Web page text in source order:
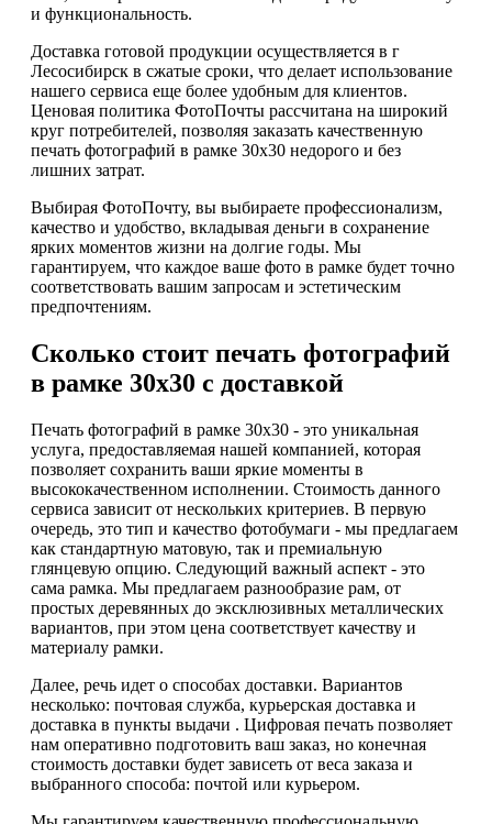
и функциональность.
Доставка готовой продукции осуществляется в г
Лесосибирск в сжатые сроки, что делает использование
нашего сервиса еще более удобным для клиентов.
Ценовая политика ФотоПочты рассчитана на широкий
круг потребителей, позволяя заказать качественную
печать фотографий в рамке 30х30 недорого и без
лишних затрат.
Выбирая ФотоПочту, вы выбираете профессионализм,
качество и удобство, вкладывая деньги в сохранение
ярких моментов жизни на долгие годы. Мы
гарантируем, что каждое ваше фото в рамке будет точно
соответствовать вашим запросам и эстетическим
предпочтениям.
Сколько стоит печать фотографий
в рамке 30х30 с доставкой
Печать фотографий в рамке 30х30 - это уникальная
услуга, предоставляемая нашей компанией, которая
позволяет сохранить ваши яркие моменты в
высококачественном исполнении. Стоимость данного
сервиса зависит от нескольких критериев. В первую
очередь, это тип и качество фотобумаги - мы предлагаем
как стандартную матовую, так и премиальную
глянцевую опцию. Следующий важный аспект - это
сама рамка. Мы предлагаем разнообразие рам, от
простых деревянных до эксклюзивных металлических
вариантов, при этом цена соответствует качеству и
материалу рамки.
Далее, речь идет о способах доставки. Вариантов
несколько: почтовая служба, курьерская доставка и
доставка в пункты выдачи . Цифровая печать позволяет
нам оперативно подготовить ваш заказ, но конечная
стоимость доставки будет зависеть от веса заказа и
выбранного способа: почтой или курьером.